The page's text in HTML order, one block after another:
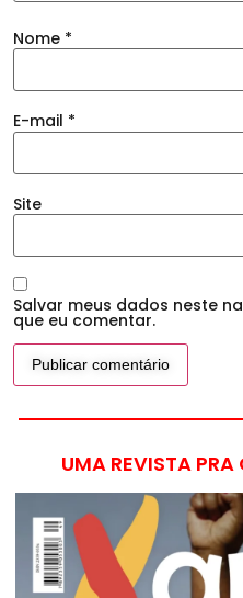
Nome *
E-mail *
Site
Salvar meus dados neste
que eu comentar.
UMA REVISTA